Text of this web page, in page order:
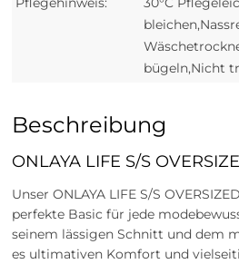
bügeln,Nicht
Beschreibung
ONLAYA LIFE S/S
Unser ONLAYA LIFE S/S
perfekte Basic für jede
seinem lässigen Schnitt und dem
es ultimativen Komfort und